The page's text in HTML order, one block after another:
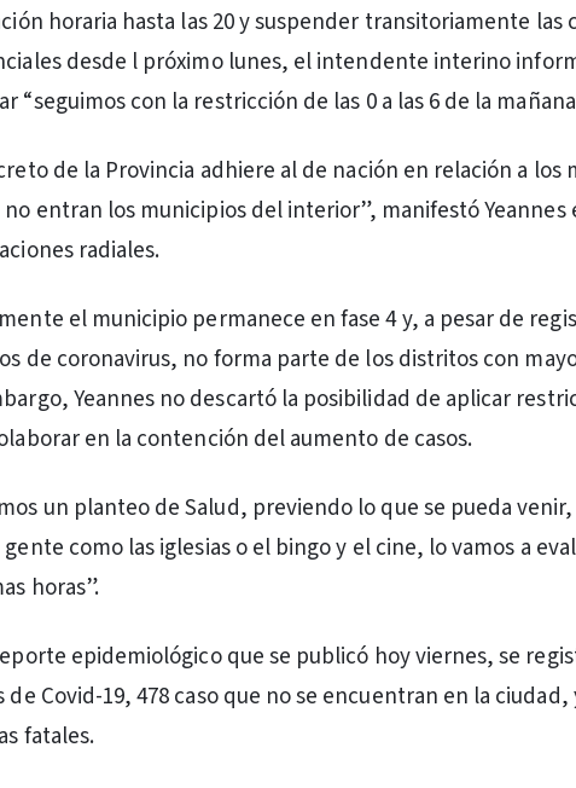
horaria hasta las 20 y suspender transitoriamente las
desde l próximo lunes, el intendente interino
“seguimos con la restricción de las 0 a las 6 de la
de la Provincia adhiere al de nación en relación a los
entran los municipios del interior”, manifestó Yeannes
radiales.
el municipio permanece en fase 4 y, a pesar de
de coronavirus, no forma parte de los distritos con
Yeannes no descartó la posibilidad de aplicar
en la contención del aumento de casos.
un planteo de Salud, previendo lo que se pueda
como las iglesias o el bingo y el cine, lo vamos a
horas”.
epidemiológico que se publicó hoy viernes, se
de Covid-19, 478 caso que no se encuentran en la
fatales.